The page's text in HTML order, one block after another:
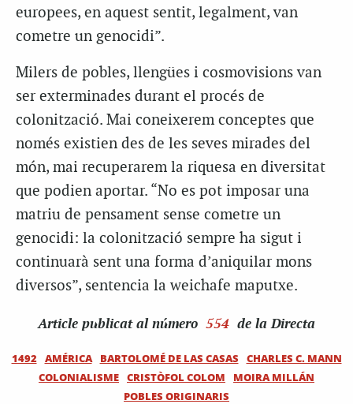
europees, en aquest sentit, legalment, van
cometre un genocidi”.
Milers de pobles, llengües i cosmovisions van
ser exterminades durant el procés de
colonització. Mai coneixerem conceptes que
només existien des de les seves mirades del
món, mai recuperarem la riquesa en diversitat
que podien aportar. “No es pot imposar una
matriu de pensament sense cometre un
genocidi: la colonització sempre ha sigut i
continuarà sent una forma d’aniquilar mons
diversos”, sentencia la weichafe maputxe.
Article publicat al número 554 de la Directa
1492 AMÉRICA BARTOLOMÉ DE LAS CASAS
CHARLES C. MANN
COLONIALISME CRISTÒFOL COLOM
MOIRA MILLÁN
POBLES ORIGINARIS